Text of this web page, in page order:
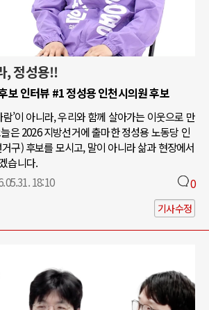
, 정성용!!
보 인터뷰 #1 정성용 인천시의원 후보
’이 아니라, 우리와 함께 살아가는 이웃으로 만
은 2026 지방선거에 출마한 정성용 노동당 인
구) 후보를 모시고, 말이 아니라 삶과 현장에서
습니다.
18:10 0
기사수정